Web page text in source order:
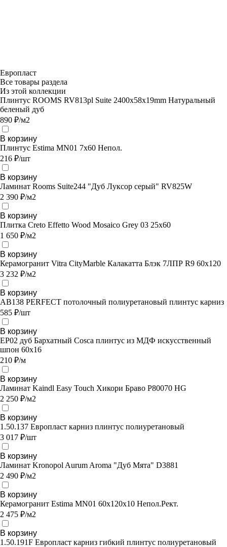
Европласт
Все товары раздела
Из этой коллекции
Плинтус ROOMS RV813pl Suite 2400х58х19mm Натуральный
беленый дуб
890 ₽/м2
В корзину
Плинтус Estima MN01 7x60 Непол.
216 ₽/шт
В корзину
Ламинат Rooms Suite244 "Дуб Луксор серый" RV825W
2 390 ₽/м2
В корзину
Плитка Creto Effetto Wood Mosaico Grey 03 25х60
1 650 ₽/м2
В корзину
Керамогранит Vitra CityMarble Калакатта Блэк 7ЛПР R9 60х120
3 232 ₽/м2
В корзину
AB138 PERFECT потолочный полиуретановый плинтус карниз
585 ₽/шт
В корзину
EP02 дуб Бархатный Cosca плинтус из МДФ искусственный
шпон 60х16
210 ₽/м
В корзину
Ламинат Kaindl Easy Touch Хикори Браво P80070 HG
2 250 ₽/м2
В корзину
1.50.137 Европласт карниз плинтус полиуретановый
3 017 ₽/шт
В корзину
Ламинат Kronopol Aurum Aroma "Дуб Мята" D3881
2 490 ₽/м2
В корзину
Керамогранит Estima MN01 60x120x10 Непол.Рект.
2 475 ₽/м2
В корзину
1.50.191F Европласт карниз гибкий плинтус полиуретановый